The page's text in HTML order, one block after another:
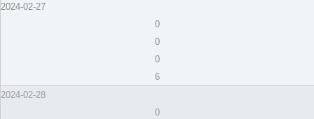
2024-02-27
0
0
0
6
2024-02-28
0